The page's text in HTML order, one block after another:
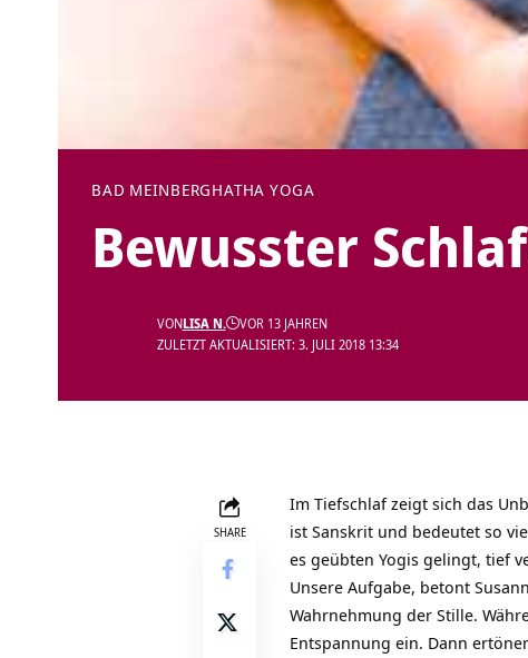
BAD MEINBERGHATHA YOGA
Bewusster
ZULETZT AKTUALISIERT: 3. JULI 2018 13:34
VONLISA N. VOR 13 JAHREN
SHARE
Im Tiefschlaf zeigt sich das
ist Sanskrit und bedeutet so
es geübten Yogis gelingt, tief
Unsere Aufgabe, betont
Wahrnehmung der Stille.
Entspannung ein. Dann